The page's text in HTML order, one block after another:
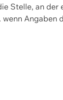
Stelle, an der
Angaben